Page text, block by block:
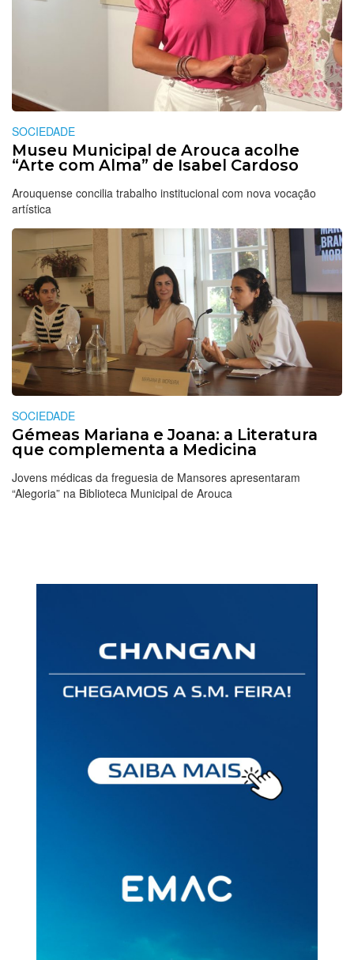
SOCIEDADE
Museu Municipal de Arouca acolhe
“Arte com Alma” de Isabel Cardoso
Arouquense concilia trabalho institucional com nova vocação
artística
SOCIEDADE
Gémeas Mariana e Joana: a Literatura
que complementa a Medicina
Jovens médicas da freguesia de Mansores apresentaram
“Alegoria” na Biblioteca Municipal de Arouca